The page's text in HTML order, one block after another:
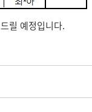
릴 예정입니다.